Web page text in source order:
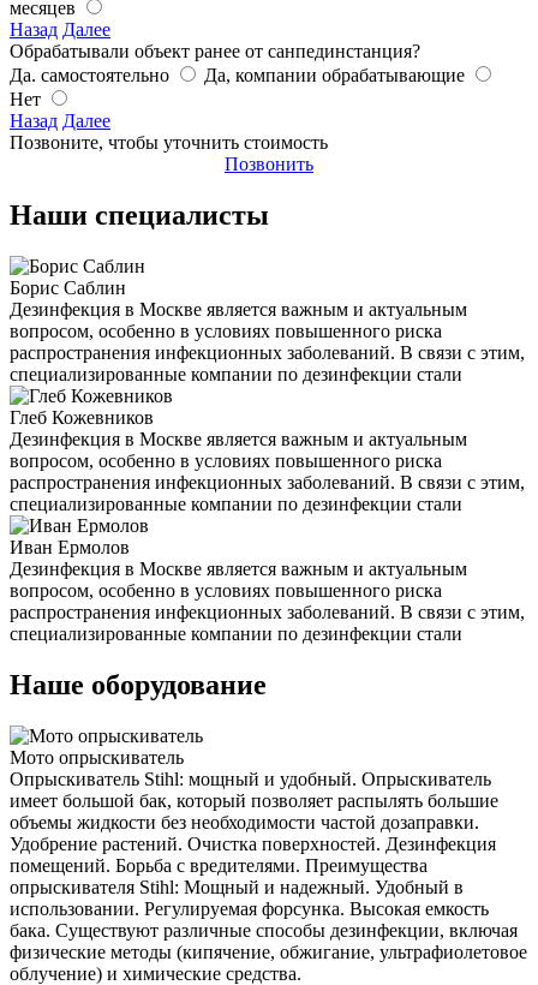
месяцев
Назад Далее
Обрабатывали объект ранее от санпединстанция?
Да. самостоятельно
Да, компании обрабатывающие
Нет
Назад Далее
Позвоните, чтобы уточнить стоимость
Позвонить
Наши специалисты
Борис Саблин
Дезинфекция в Москве является важным и актуальным
вопросом, особенно в условиях повышенного риска
распространения инфекционных заболеваний. В связи с этим,
специализированные компании по дезинфекции стали
Глеб Кожевников
Дезинфекция в Москве является важным и актуальным
вопросом, особенно в условиях повышенного риска
распространения инфекционных заболеваний. В связи с этим,
специализированные компании по дезинфекции стали
Иван Ермолов
Дезинфекция в Москве является важным и актуальным
вопросом, особенно в условиях повышенного риска
распространения инфекционных заболеваний. В связи с этим,
специализированные компании по дезинфекции стали
Наше оборудование
Мото опрыскиватель
Опрыскиватель Stihl: мощный и удобный. Опрыскиватель
имеет большой бак, который позволяет распылять большие
объемы жидкости без необходимости частой дозаправки.
Удобрение растений. Очистка поверхностей. Дезинфекция
помещений. Борьба с вредителями. Преимущества
опрыскивателя Stihl: Мощный и надежный. Удобный в
использовании. Регулируемая форсунка. Высокая емкость
бака. Существуют различные способы дезинфекции, включая
физические методы (кипячение, обжигание, ультрафиолетовое
облучение) и химические средства.